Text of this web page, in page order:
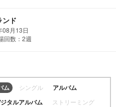
ンド
08月13日
回数：2週
ム シングル アルバム
タルアルバム
ストリーミング